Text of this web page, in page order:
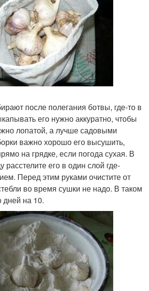
после полегания ботвы, где-то в
его нужно аккуратно, чтобы
лопатой, а лучше садовыми
важно хорошо его высушить,
на грядке, если погода сухая. В
расстелите его в один слой где-
Перед этим руками очистите от
во время сушки не надо. В таком
дней на 10.